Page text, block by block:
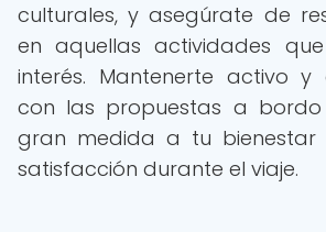
culturales, y asegúrate de
en aquellas actividades
interés. Mantenerte activo y
con las propuestas a bordo
gran medida a tu
satisfacción durante el viaje.